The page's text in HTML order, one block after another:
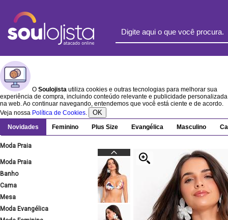
O Soulojista utiliza cookies e outras tecnologias para melhorar sua
experiência de compra, incluindo conteúdo relevante e publicidade personalizada
na web. Ao continuar navegando, entendemos que você está ciente e de acordo.
Veja nossa Política de Cookies. OK
Novidades Feminino Plus Size Evangélica Masculino
Moda Praia
Moda Praia
Banho
Cama
Mesa
Moda Evangélica